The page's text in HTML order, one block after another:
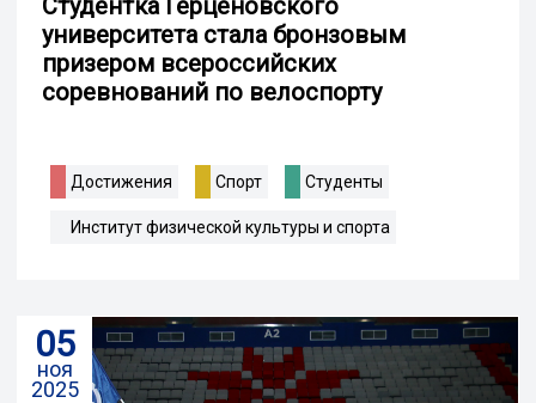
университета стала бронзовым
призером всероссийских
соревнований по велоспорту
Достижения Спорт Студенты
Институт физической культуры и спорта
05
ноя
2025